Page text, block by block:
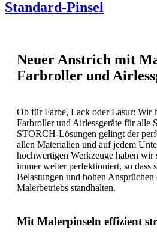
Standard-Pinsel
Neuer Anstrich mit
Farbroller und
Ob für Farbe, Lack oder Lasur: Wir
Farbroller und Airlessgeräte für alle
STORCH-Lösungen gelingt der
allen Materialien und auf jedem
hochwertigen Werkzeuge haben wir
immer weiter perfektioniert, so dass
Belastungen und hohen Ansprüchen
Malerbetriebs standhalten.
Mit Malerpinseln effizient